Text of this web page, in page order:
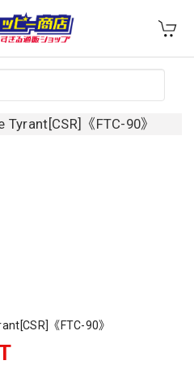
《FTC-90》
《FTC-90》